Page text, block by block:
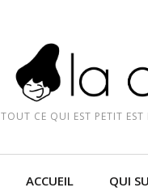
TOUT CE QUI EST PETIT
ACCUEIL QUI